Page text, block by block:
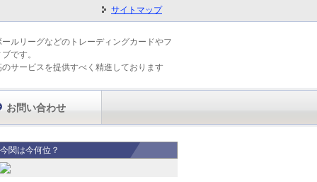
今関は今何位？
サイトマップ
ルリーグなどのトレーディングカードやフ
です。
サービスを提供すべく精進しております
お問い合わせ